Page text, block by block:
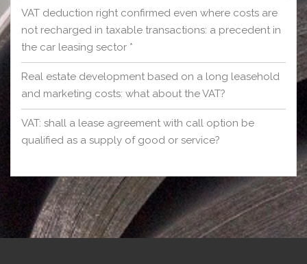
VAT deduction right confirmed even where costs are
not recharged in taxable transactions: a precedent in
the car leasing sector *
Real estate development based on a long leasehold
and marketing costs: what about the VAT?
VAT: shall a lease agreement with call option be
qualified as a supply of good or service?